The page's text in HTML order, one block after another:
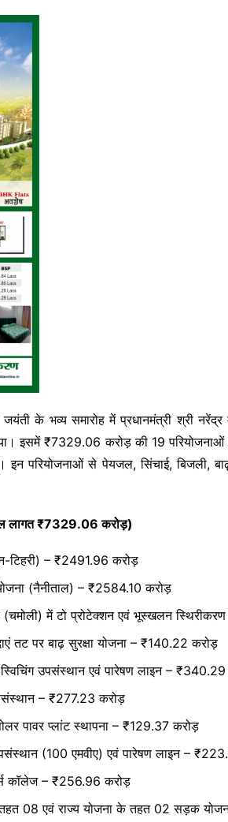
जयंती के भव्य समारोह में प्रधानमंत्री श्री
इसमें ₹7329.06 करोड़ की 19
इन परियोजनाओं से पेयजल, सिंचाई, बिजली,
लागत ₹7329.06 करोड़)
टिहरी) – ₹2491.96 करोड़
(नैनीताल) – ₹2584.10 करोड़
(चमोली) में टो प्रोटेक्शन एवं भूस्खलन
तट पर बाढ़ सुरक्षा योजना – ₹140.22 करोड़
उपसंस्थान एवं पारेषण लाइन –
– ₹277.23 करोड़
पावर प्लांट स्थापना – ₹129.37 करोड़
(100 एमवीए) एवं पारेषण लाइन –
कॉलेज – ₹256.96 करोड़
08 एवं राज्य योजना के तहत 02 सड़क